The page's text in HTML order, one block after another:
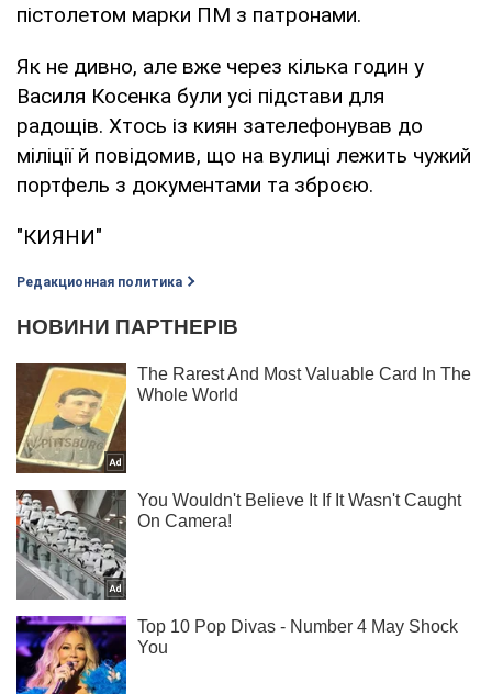
пістолетом марки ПМ з патронами.
Як не дивно, але вже через кілька годин у
Василя Косенка були усі підстави для
радощів. Хтось із киян зателефонував до
міліції й повідомив, що на вулиці лежить чужий
портфель з документами та зброєю.
"КИЯНИ"
Редакционная политика